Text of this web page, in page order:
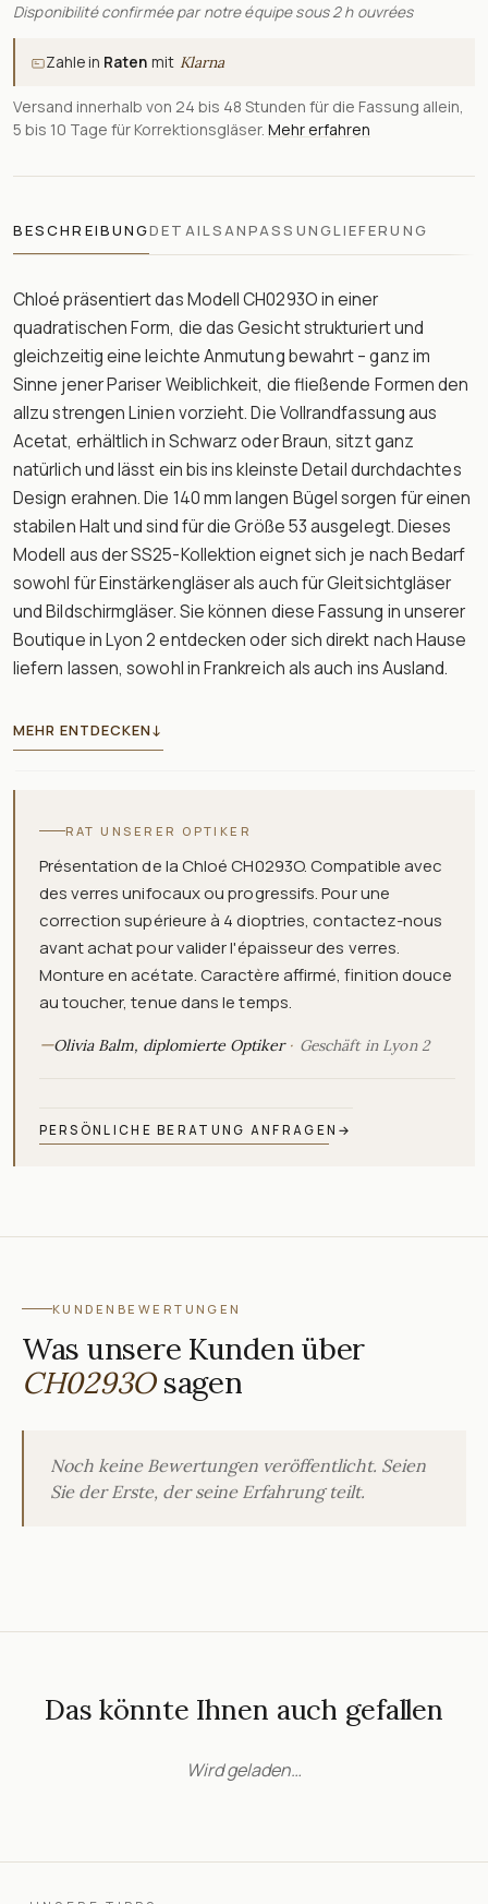
Disponibilité confirmée par notre équipe sous 2 h ouvrées
Zahle in Raten mit Klarna
Versand innerhalb von 24 bis 48 Stunden für die Fassung allein,
5 bis 10 Tage für Korrektionsgläser. Mehr erfahren
BESCHREIBUNGDETAILSANPASSUNGLIEFERUNG
Chloé präsentiert das Modell CH0293O in einer
quadratischen Form, die das Gesicht strukturiert und
gleichzeitig eine leichte Anmutung bewahrt – ganz im
Sinne jener Pariser Weiblichkeit, die fließende Formen den
allzu strengen Linien vorzieht. Die Vollrandfassung aus
Acetat, erhältlich in Schwarz oder Braun, sitzt ganz
natürlich und lässt ein bis ins kleinste Detail durchdachtes
Design erahnen. Die 140 mm langen Bügel sorgen für einen
stabilen Halt und sind für die Größe 53 ausgelegt. Dieses
Modell aus der SS25-Kollektion eignet sich je nach Bedarf
sowohl für Einstärkengläser als auch für Gleitsichtgläser
und Bildschirmgläser. Sie können diese Fassung in unserer
Boutique in Lyon 2 entdecken oder sich direkt nach Hause
liefern lassen, sowohl in Frankreich als auch ins Ausland.
MEHR ENTDECKEN↓
RAT UNSERER OPTIKER
Présentation de la Chloé CH0293O. Compatible avec
des verres unifocaux ou progressifs. Pour une
correction supérieure à 4 dioptries, contactez-nous
avant achat pour valider l'épaisseur des verres.
Monture en acétate. Caractère affirmé, finition douce
au toucher, tenue dans le temps.
—Olivia Balm, diplomierte Optiker Geschäft in Lyon 2
PERSÖNLICHE BERATUNG ANFRAGEN →
KUNDENBEWERTUNGEN
Was unsere Kunden über
CH0293Osagen
Noch keine Bewertungen veröffentlicht. Seien
Sie der Erste, der seine Erfahrung teilt.
Das könnte Ihnen auch gefallen
Wird geladen…